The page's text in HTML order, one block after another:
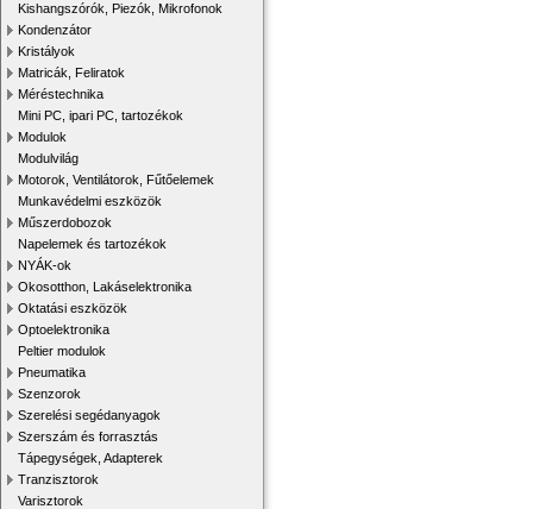
Kishangszórók, Piezók, Mikrofonok
Kondenzátor
Kristályok
Matricák, Feliratok
Méréstechnika
Mini PC, ipari PC, tartozékok
Modulok
Modulvilág
Motorok, Ventilátorok, Fűtőelemek
Munkavédelmi eszközök
Műszerdobozok
Napelemek és tartozékok
NYÁK-ok
Okosotthon, Lakáselektronika
Oktatási eszközök
Optoelektronika
Peltier modulok
Pneumatika
Szenzorok
Szerelési segédanyagok
Szerszám és forrasztás
Tápegységek, Adapterek
Tranzisztorok
Varisztorok